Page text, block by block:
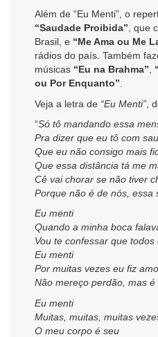
Além de “Eu Menti”, o
“Saudade Proibida” , que
Brasil, e “Me Ama ou Me
rádios do país. Também
músicas “Eu na Brahma”
ou Por Enquanto”
Veja a letra de “Eu Menti” ,
“Só tô mandando essa
Pra dizer que eu tô com
Que eu não consigo mais
Que essa distância tá me
Cê vai chorar se não tiver
Porque não é de nós, essa
Eu menti
Quando a minha boca
Vou te confessar que todos
Eu menti
Por muitas vezes eu fiz
Não mereço perdão, mas
Eu menti
Muitas, muitas, muitas
O meu corpo é seu